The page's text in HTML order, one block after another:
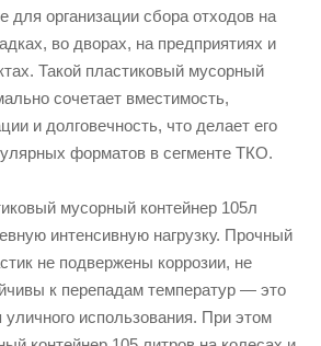
для организации сбора отходов на
во дворах, на предприятиях и
Такой пластиковый мусорный
сочетает вместимость,
и долговечность, что делает его
форматов в сегменте ТКО.
мусорный контейнер 105л
интенсивную нагрузку. Прочный
не подвержены коррозии, не
к перепадам температур — это
использования. При этом